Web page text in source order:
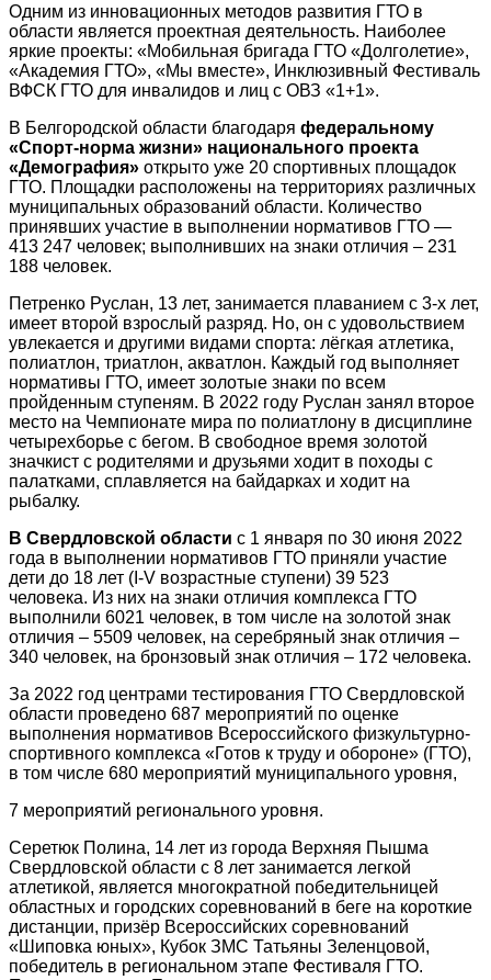
Одним из инновационных методов развития ГТО в
области является проектная деятельность. Наиболее
яркие проекты: «Мобильная бригада ГТО «Долголетие»,
«Академия ГТО», «Мы вместе», Инклюзивный Фестиваль
ВФСК ГТО для инвалидов и лиц с ОВЗ «1+1».
В Белгородской области благодаря федеральному
«Спорт-норма жизни» национального проекта
«Демография» открыто уже 20 спортивных площадок
ГТО. Площадки расположены на территориях различных
муниципальных образований области. Количество
принявших участие в выполнении нормативов ГТО —
413 247 человек; выполнивших на знаки отличия – 231
188 человек.
Петренко Руслан, 13 лет, занимается плаванием с 3-х лет,
имеет второй взрослый разряд. Но, он с удовольствием
увлекается и другими видами спорта: лёгкая атлетика,
полиатлон, триатлон, акватлон. Каждый год выполняет
нормативы ГТО, имеет золотые знаки по всем
пройденным ступеням. В 2022 году Руслан занял второе
место на Чемпионате мира по полиатлону в дисциплине
четырехборье с бегом. В свободное время золотой
значкист с родителями и друзьями ходит в походы с
палатками, сплавляется на байдарках и ходит на
рыбалку.
В Свердловской области с 1 января по 30 июня 2022
года в выполнении нормативов ГТО приняли участие
дети до 18 лет (I-V возрастные ступени) 39 523
человека. Из них на знаки отличия комплекса ГТО
выполнили 6021 человек, в том числе на золотой знак
отличия – 5509 человек, на серебряный знак отличия –
340 человек, на бронзовый знак отличия – 172 человека.
За 2022 год центрами тестирования ГТО Свердловской
области проведено 687 мероприятий по оценке
выполнения нормативов Всероссийского физкультурно-
спортивного комплекса «Готов к труду и обороне» (ГТО),
в том числе 680 мероприятий муниципального уровня,
7 мероприятий регионального уровня.
Серетюк Полина, 14 лет из города Верхняя Пышма
Свердловской области с 8 лет занимается легкой
атлетикой, является многократной победительницей
областных и городских соревнований в беге на короткие
дистанции, призёр Всероссийских соревнований
«Шиповка юных», Кубок ЗМС Татьяны Зеленцовой,
победитель в региональном этапе Фестиваля ГТО.